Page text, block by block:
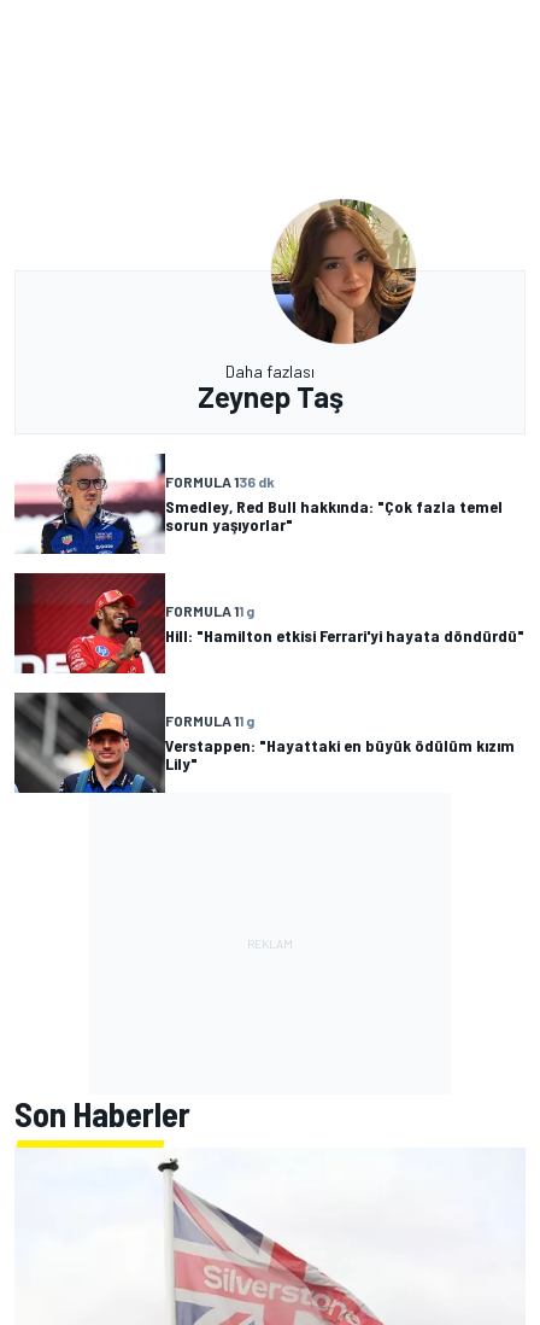
Daha fazlası
Zeynep Taş
FORMULA 136 dk
Smedley, Red Bull hakkında: "Çok fazla temel
sorun yaşıyorlar"
FORMULA 11 g
Hill: "Hamilton etkisi Ferrari'yi hayata döndürdü"
FORMULA 11 g
Verstappen: "Hayattaki en büyük ödülüm kızım
Lily"
Son Haberler